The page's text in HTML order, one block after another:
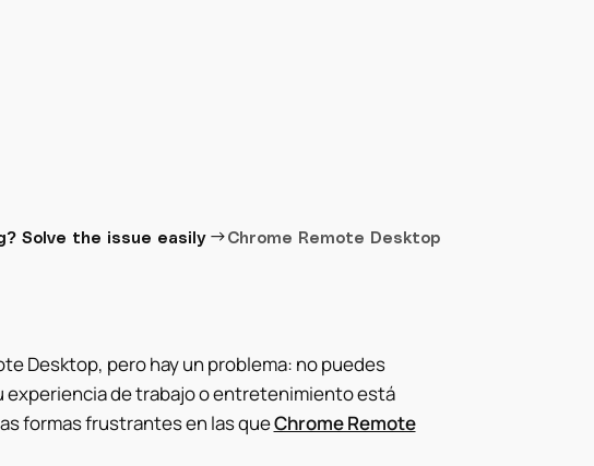
Solve the issue easily →Chrome Remote Desktop
Desktop, pero hay un problema: no puedes
experiencia de trabajo o entretenimiento está
formas frustrantes en las queChrome Remote